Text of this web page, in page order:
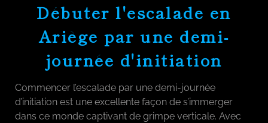
Débuter l'escalade en
Ariège par une demi-
journée d'initiation
Commencer l’escalade par une demi-journée
d’initiation est une excellente façon de s’immerger
dans ce monde captivant de grimpe verticale. Avec